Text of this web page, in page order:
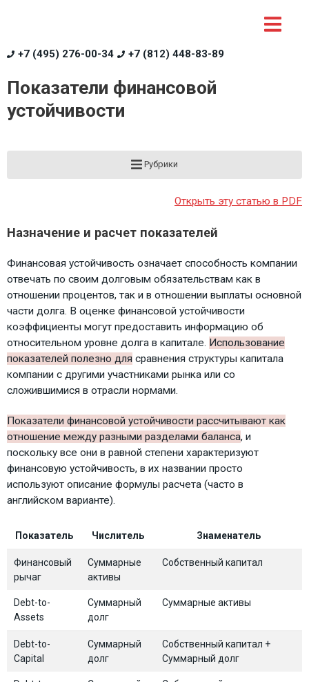
+7 (495) 276-00-34 +7 (812) 448-83-89
Показатели финансовой
устойчивости
Рубрики
Открыть эту статью в PDF
Назначение и расчет показателей
Финансовая устойчивость означает способность компании
отвечать по своим долговым обязательствам как в
отношении процентов, так и в отношении выплаты основной
части долга. В оценке финансовой устойчивости
коэффициенты могут предоставить информацию об
относительном уровне долга в капитале. Использование
показателей полезно для сравнения структуры капитала
компании с другими участниками рынка или со
сложившимися в отрасли нормами.
Показатели финансовой устойчивости рассчитывают как
отношение между разными разделами баланса, и
поскольку все они в равной степени характеризуют
финансовую устойчивость, в их названии просто
используют описание формулы расчета (часто в
английском варианте).
Показатель Числитель Знаменатель
Финансовый
рычаг
Суммарные
активы
Собственный капитал
Debt-to-
Assets
Суммарный
долг
Суммарные активы
Debt-to-
Capital
Суммарный
долг
Собственный капитал +
Суммарный долг